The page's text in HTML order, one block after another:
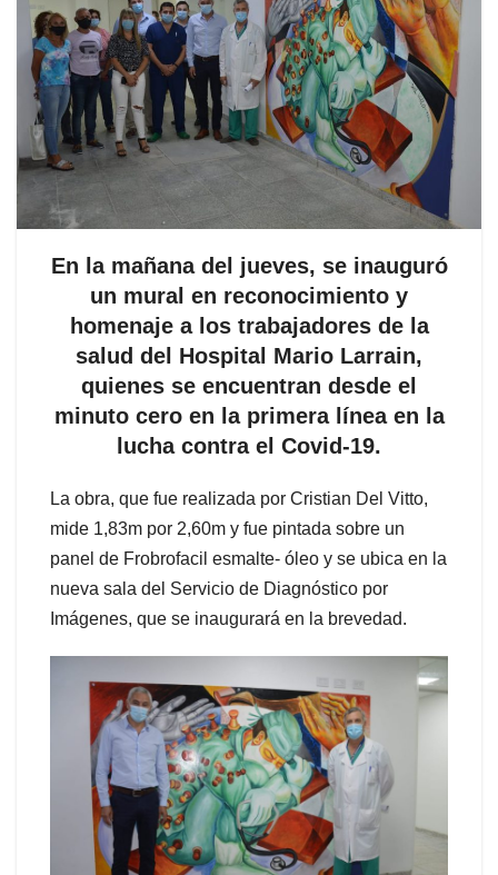
En la mañana del jueves, se inauguró
un mural en reconocimiento y
homenaje a los trabajadores de la
salud del Hospital Mario Larrain,
quienes se encuentran desde el
minuto cero en la primera línea en la
lucha contra el Covid-19.
La obra, que fue realizada por Cristian Del Vitto,
mide 1,83m por 2,60m y fue pintada sobre un
panel de Frobrofacil esmalte- óleo y se ubica en la
nueva sala del Servicio de Diagnóstico por
Imágenes, que se inaugurará en la brevedad.